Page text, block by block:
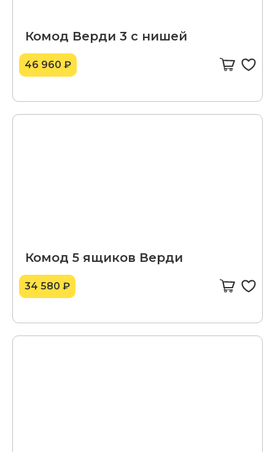
Комод Верди 3 с нишей
46 960 ₽
Комод 5 ящиков Верди
34 580 ₽